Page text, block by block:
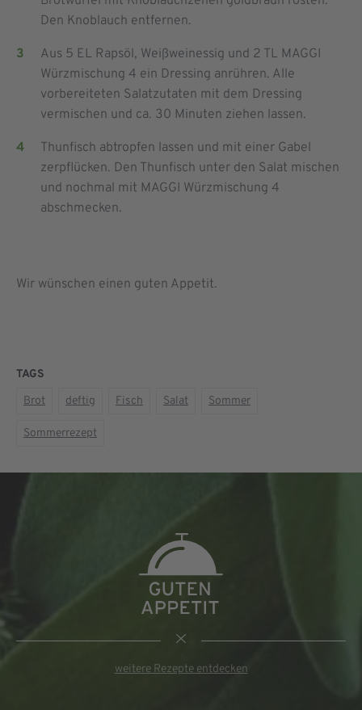
Den Knoblauch entfernen.
Aus 5 EL Rapsöl, Weißweinessig und 2 TL MAGGI
Würzmischung 4 ein Dressing anrühren. Alle
vorbereiteten Salatzutaten mit dem Dressing
vermischen und ca. 30 Minuten ziehen lassen.
Thunfisch abtropfen lassen und mit einer Gabel
zerpflücken. Den Thunfisch unter den Salat mischen
und nochmal mit MAGGI Würzmischung 4
abschmecken.
Wir wünschen einen guten Appetit.
TAGS
Brot
deftig Fisch Salat Sommer
Sommerrezept
weitere Rezepte entdecken